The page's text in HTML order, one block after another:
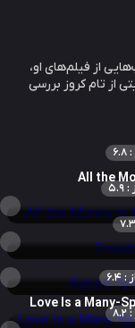
از فیلم‌های او،
تام کروز بررسی